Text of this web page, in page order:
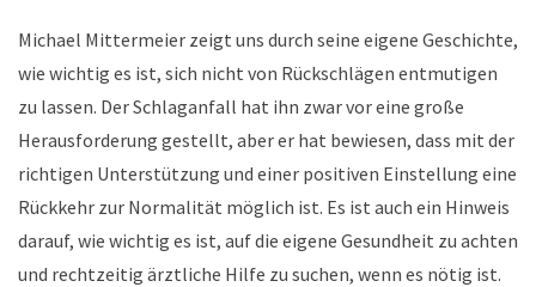
Michael Mittermeier zeigt uns durch seine eigene Geschichte,
wie wichtig es ist, sich nicht von Rückschlägen entmutigen
zu lassen. Der Schlaganfall hat ihn zwar vor eine große
Herausforderung gestellt, aber er hat bewiesen, dass mit der
richtigen Unterstützung und einer positiven Einstellung eine
Rückkehr zur Normalität möglich ist. Es ist auch ein Hinweis
darauf, wie wichtig es ist, auf die eigene Gesundheit zu achten
und rechtzeitig ärztliche Hilfe zu suchen, wenn es nötig ist.